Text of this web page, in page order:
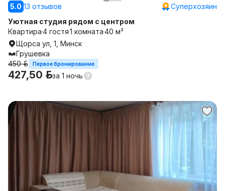
5.0 13 отзывов
Суперхозяин
Уютная студия рядом с центром
Квартира4 гостя1 комната40 м²
Щорса ул, 1, Минск
Грушевка
450 р.
Первое бронирование
427,50 р.за 1 ночь